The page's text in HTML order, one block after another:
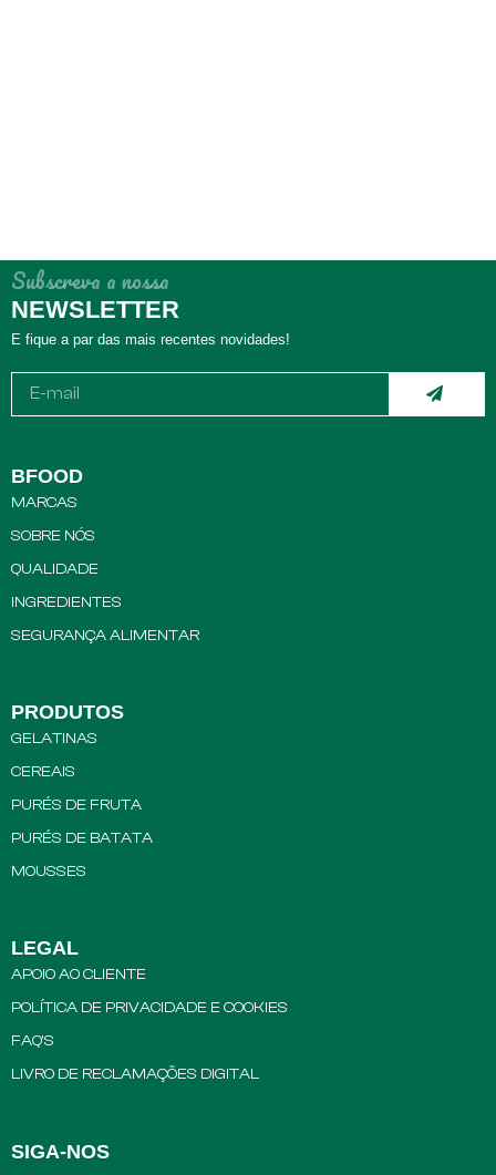
Subscreva a nossa
NEWSLETTER
E fique a par das mais recentes novidades!
BFOOD
MARCAS
SOBRE NÓS
QUALIDADE
INGREDIENTES
SEGURANÇA ALIMENTAR
PRODUTOS
GELATINAS
CEREAIS
PURÉS DE FRUTA
PURÉS DE BATATA
MOUSSES
LEGAL
APOIO AO CLIENTE
POLÍTICA DE PRIVACIDADE E COOKIES
FAQ’S
LIVRO DE RECLAMAÇÕES DIGITAL
SIGA-NOS